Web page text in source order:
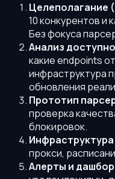
Целеполагание
10 конкурентов и
Без фокуса
Анализ
какие endpoints
инфраструктура
обновления
Прототип
проверка
блокировок.
Инфраструктура
прокси,
Алерты и